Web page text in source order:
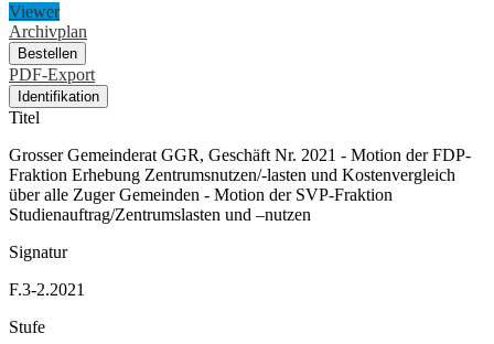
Viewer
Archivplan
Bestellen
PDF-Export
Identifikation
Titel
Grosser Gemeinderat GGR, Geschäft Nr. 2021 - Motion der FDP-
Fraktion Erhebung Zentrumsnutzen/-lasten und Kostenvergleich
über alle Zuger Gemeinden - Motion der SVP-Fraktion
Studienauftrag/Zentrumslasten und –nutzen
Signatur
F.3-2.2021
Stufe